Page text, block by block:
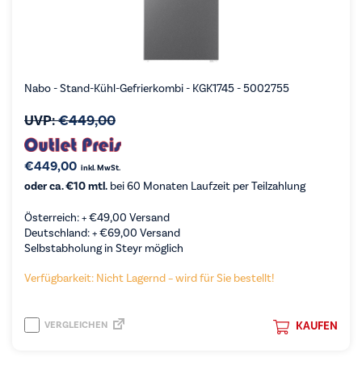
Nabo - Stand-Kühl-Gefrierkombi - KGK1745 - 5002755
UVP:€449,00
€449,00 inkl. MwSt.
oder ca. €10 mtl. bei 60 Monaten Laufzeit per Teilzahlung
Österreich: +€49,00 Versand
Deutschland: +€69,00 Versand
Selbstabholung in Steyr möglich
Verfügbarkeit: Nicht Lagernd – wird für Sie bestellt!
KAUFEN
VERGLEICHEN